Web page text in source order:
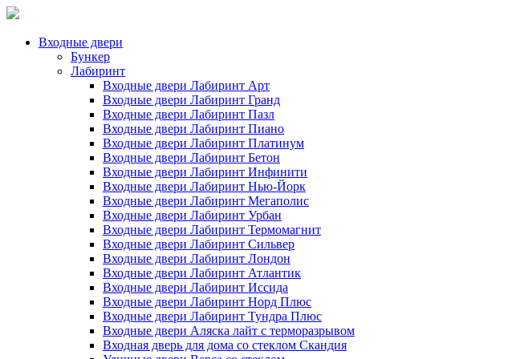
Входные двери
Бункер
Лабиринт
Входные двери Лабиринт Арт
Входные двери Лабиринт Гранд
Входные двери Лабиринт Пазл
Входные двери Лабиринт Пиано
Входные двери Лабиринт Платинум
Входные двери Лабиринт Бетон
Входные двери Лабиринт Инфинити
Входные двери Лабиринт Нью-Йорк
Входные двери Лабиринт Мегаполис
Входные двери Лабиринт Урбан
Входные двери Лабиринт Термомагнит
Входные двери Лабиринт Сильвер
Входные двери Лабиринт Лондон
Входные двери Лабиринт Атлантик
Входные двери Лабиринт Иссида
Входные двери Лабиринт Норд Плюс
Входные двери Лабиринт Тундра Плюс
Входные двери Аляска лайт с терморазрывом
Входная дверь для дома со стеклом Скандия